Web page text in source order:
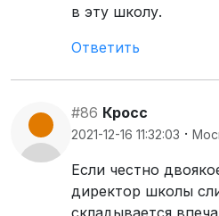
в эту школу.
Ответить
#86 Кросс
2021-12-16 11:32:03 ·
Если честно
директор школы
складывается